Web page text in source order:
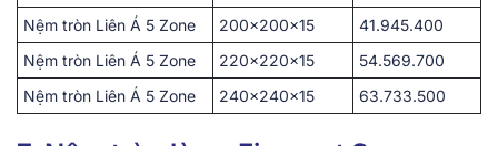
Nệm tròn Liên Á 5 Zone
200x200x15
41.945.400
Nệm tròn Liên Á 5 Zone
220x220x15
54.569.700
Nệm tròn Liên Á 5 Zone
240x240x15 63.733.500